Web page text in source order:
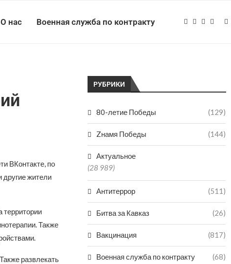
О нас Военная служба по контракту
ВКонтакте, по
другие жители
Также
развлекать
РУБРИКИ
80-летие Победы (129)
Zнамя Победы (144)
Актуальное
(28 989)
Антитеррор (511)
Битва за Кавказ (26)
Вакцинация (817)
Военная служба по контракту (68)